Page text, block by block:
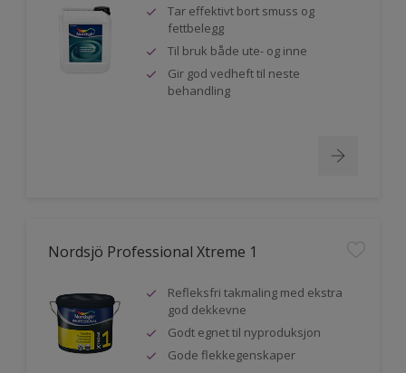
Tar effektivt bort smuss og
fettbelegg
Til bruk både ute- og inne
Gir god vedheft til neste
behandling
Nordsjö Professional Xtreme 1
Refleksfri takmaling med ekstra
god dekkevne
Godt egnet til nyproduksjon
Gode flekkegenskaper